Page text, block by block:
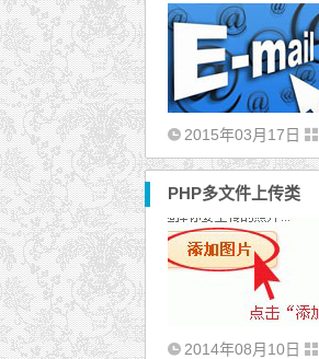
2015年03月17日
PHP多文件上传类
2014年08月10日